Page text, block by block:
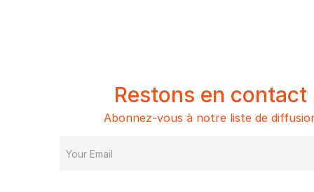
Restons en contact
Abonnez-vous à notre liste de